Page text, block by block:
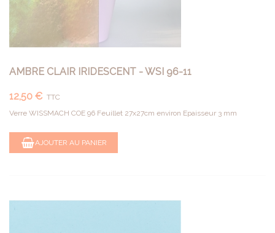
AMBRE CLAIR IRIDESCENT - WSI 96-11
12,50 € TTC
Verre WISSMACH COE 96 Feuillet 27x27cm environ Epaisseur 3 mm
AJOUTER AU PANIER